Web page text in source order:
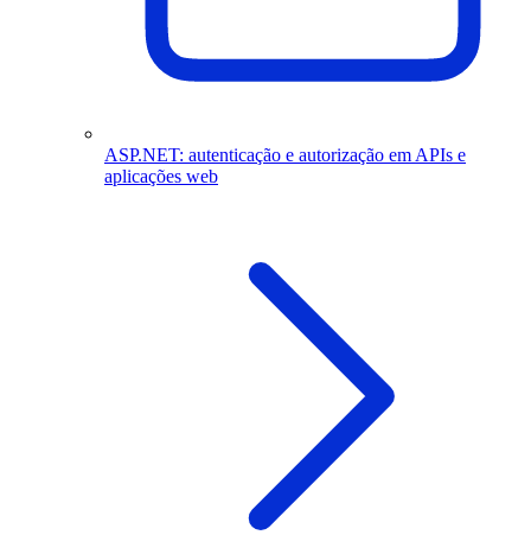
ASP.NET: autenticação e autorização em APIs e
aplicações web